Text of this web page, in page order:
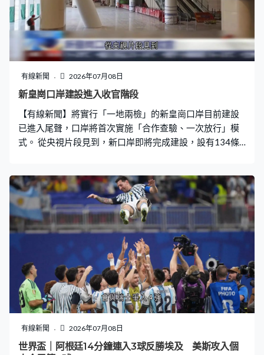
有線新聞 2026年07月08日
新皇崗口岸建設進入收官階段
【有線新聞】將實行「一地兩檢」的新皇崗口岸目前建設
已進入尾聲，口岸將首次實施「合作查驗、一次放行」模
式。 從央視片段見到，新口岸即將完成建設，設有134條
人次，最快本月啟用。 通關模式將跟以往不同，深港兩地
將首次實施「合作查驗、一次放行」，旅客只需排一次隊
就完成兩地出入境手續。
有線新聞 2026年07月08日
世界盃｜阿根廷14分鐘連入3球反勝埃及 美斯攻入個